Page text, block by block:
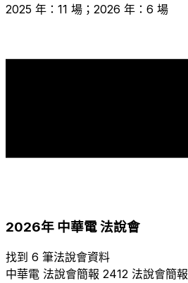
2025 年：11 場；2026 年：6 場
2026年 中華電法說會
找到 6 筆法說會資料
中華電 法說會簡報 2412 法說會簡報